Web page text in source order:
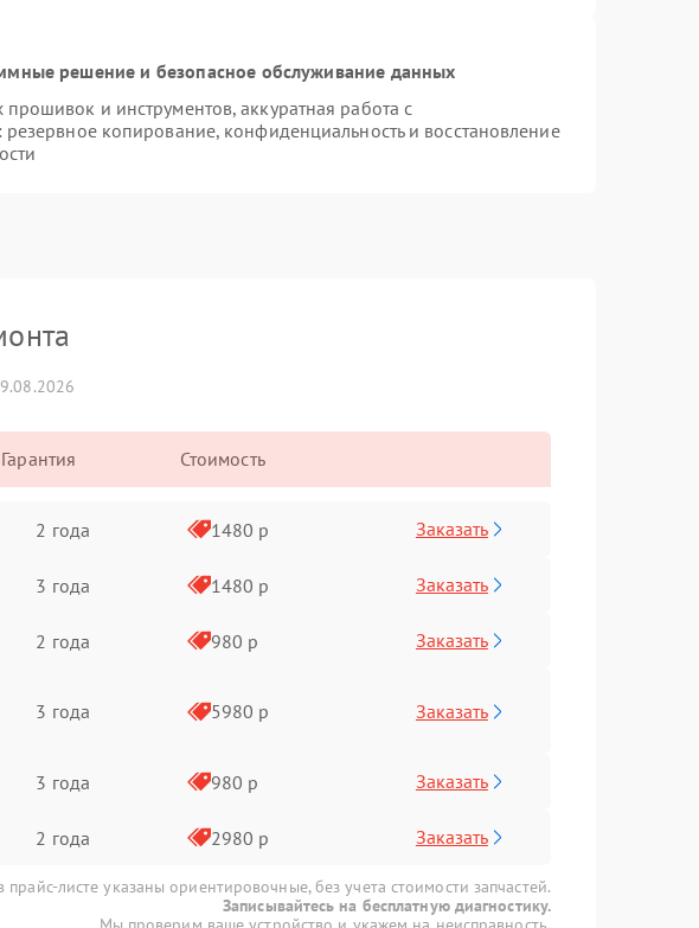
решение и безопасное обслуживание данных
и инструментов, аккуратная работа с
копирование, конфиденциальность и восстановление
Гарантия Стоимость
2 года 1480 р Заказать
3 года 1480 р Заказать
2 года 980 р Заказать
3 года 5980 р Заказать
3 года 980 р Заказать
2 года 2980 р Заказать
прайс-листе указаны ориентировочные, без учета стоимости запчастей.
Записывайтесь на бесплатную диагностику.